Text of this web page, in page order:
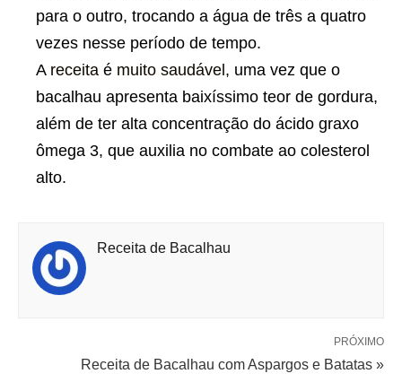
para o outro, trocando a água de três a quatro
vezes nesse período de tempo.
A receita é muito saudável , uma vez que o
bacalhau apresenta baixíssimo teor de gordura,
além de ter alta concentração do ácido graxo
ômega 3, que auxilia no combate ao colesterol
alto.
Receita de Bacalhau
PRÓXIMO
Receita de Bacalhau com Aspargos e Batatas »